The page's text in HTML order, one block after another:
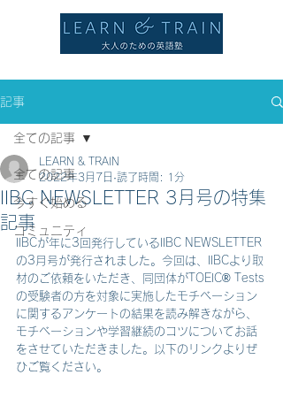
記事
全ての記事
今すぐ始める
コミュニティ
全ての記事
IIBC NEWSLETTER 3月号の特集
記事
LEARN & TRAIN
2022年3月7日 読了時間: 1分
IIBCが年に3回発行しているIIBC NEWSLETTER
の3月号が発行されました。今回は、IIBCより取
材のご依頼をいただき、同団体がTOEIC® Tests
の受験者の方を対象に実施したモチベーション
に関するアンケートの結果を読み解きながら、
モチベーションや学習継続のコツについてお話
をさせていただきました。以下のリンクよりぜ
ひご覧ください。